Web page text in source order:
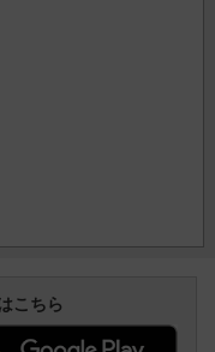
こちら